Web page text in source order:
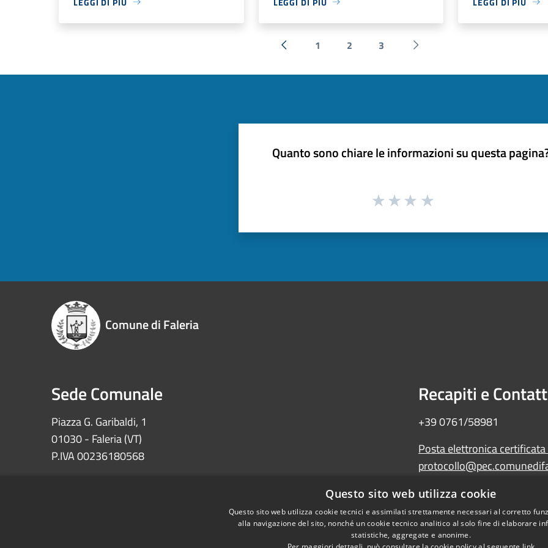
« Precedente
1 2 3
Successiva »
Quanto sono chiare le informazioni su questa
Comune di Faleria
Sede Comunale
Piazza G. Garibaldi, 1
01030 - Faleria (VT)
P.IVA 00236180568
Ccp 11639010 – Tesoreria Comune di Faleria
Recapiti e
+39 0761/58981
Posta elettronica certificata
Amministrazione trasparente
Albo Pretorio
WebMail
Dichiarazione di accessibilità
Questo sito web utilizza cookie
Questo sito web utilizza cookie tecnici e assimilati strettamente necessari al corretto
alla navigazione del sito, nonché un cookie tecnico analitico al solo fine di elaborare
statistiche, aggregate e anonime.